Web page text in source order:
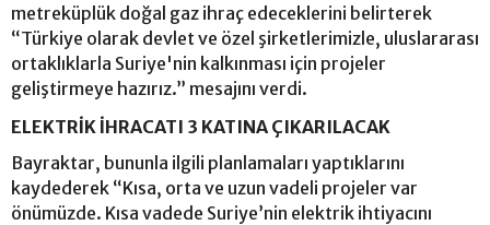
metreküplük doğal gaz ihraç edeceklerini belirterek
“Türkiye olarak devlet ve özel şirketlerimizle, uluslararası
ortaklıklarla Suriye'nin kalkınması için projeler
geliştirmeye hazırız.” mesajını verdi.
ELEKTRİK İHRACATI 3 KATINA ÇIKARILACAK
Bayraktar, bununla ilgili planlamaları yaptıklarını
kaydederek “Kısa, orta ve uzun vadeli projeler var
önümüzde. Kısa vadede Suriye’nin elektrik ihtiyacını